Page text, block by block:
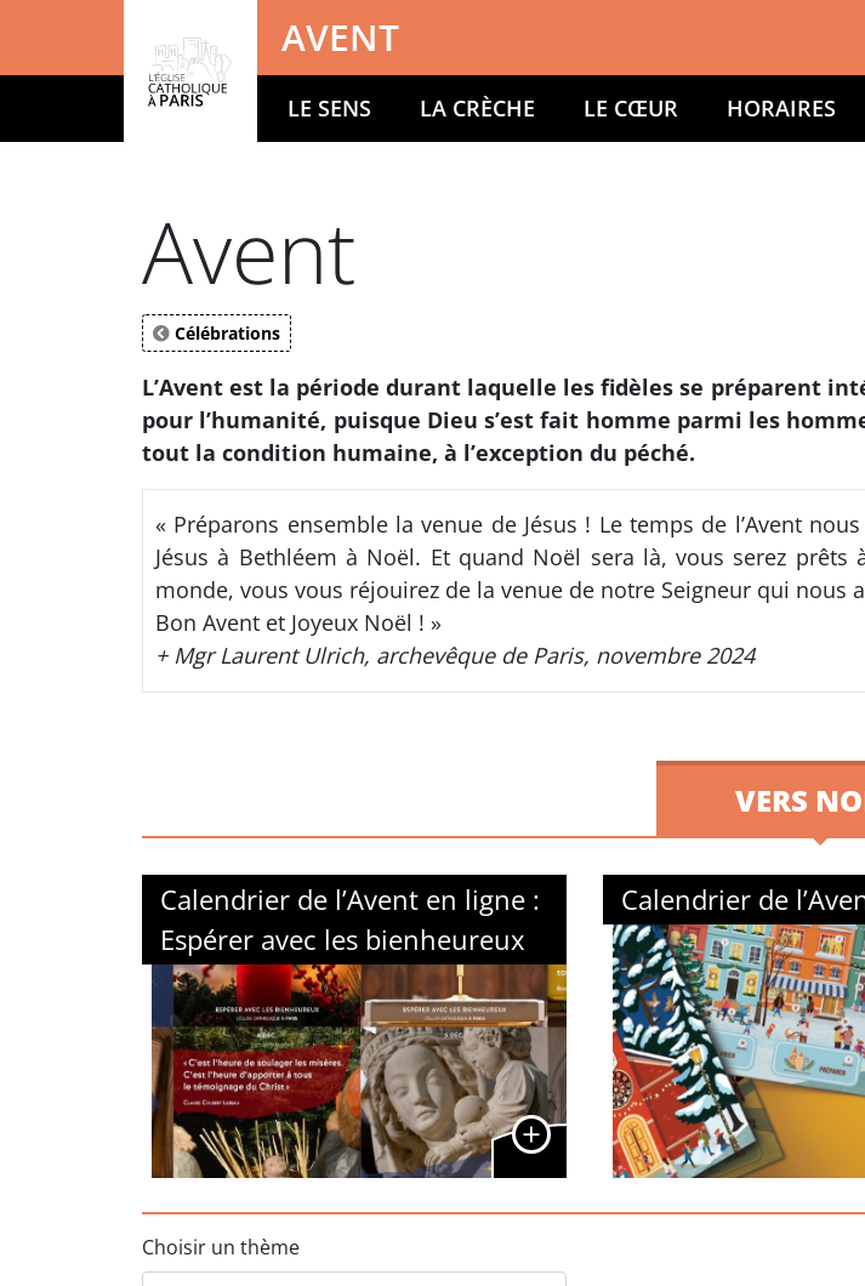
AVENT
Votre recherche
LE SENS LA CRÈCHE LE CŒUR HORAIRES
Avent
Célébrations
L’Avent est la période durant laquelle les fidèles se préparent
pour l’humanité, puisque Dieu s’est fait homme parmi les
tout la condition humaine, à l’exception du péché.
« Préparons ensemble la venue de Jésus ! Le temps de l’Avent
Jésus à Bethléem à Noël. Et quand Noël sera là, vous serez
monde, vous vous réjouirez de la venue de notre Seigneur qui nous
Bon Avent et Joyeux Noël ! »
+ Mgr Laurent Ulrich, archevêque de Paris, novembre 2024
VERS
Calendrier de l’Avent en ligne :
Espérer avec les bienheureux
Calendrier de
Choisir un thème